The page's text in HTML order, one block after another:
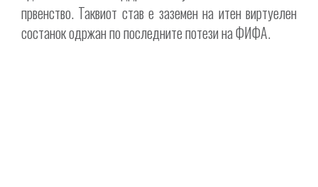
првенство. Таквиот став е заземен на итен виртуелен
состанок одржан по последните потези на ФИФА.